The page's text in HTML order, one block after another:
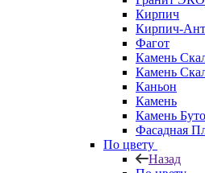
Кирпич
Кирпич-
Фагот
Камень
Камень
Каньон
Камень
Камень
Фасадная
По цвету
Назад